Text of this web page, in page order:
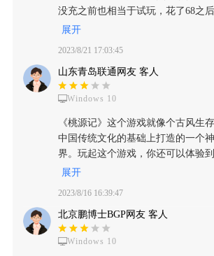
一个游玩难度趋势。 虽然说从氪金
本身确实是非常良心的，毕竟仅仅
直接将这款游戏氪穿，也就没有再
容了，但是如果换一个角度来看，
有所谓的太多联机选项，唯一的可
一些虚拟数据对比，相当于是我们用
鹅厂的末刀来说都是贵了三倍不止
底是属于优点还是缺点，我个人不
以有选择性的去看待这款游戏。 【
戏玩法这个方面总结出一个字就是
们真正能够去调用到的人物就只有4
自身去进行材料的探索，再到自行
的能力往往都是非常大量的，仅仅
有一个只是在小孩阶段的情况下，
家秀的区别，颜色有了质量没了，
莠不齐的，一开始看着的时候很不
了才会习惯并喜欢上。画面看着很
一，玩到后期才能打造一个赏心悦
风总体普通，缺少精致。游戏节奏
让玩家长期玩下去，背景音的古筝
去。玩法上结合了生存类游戏的玩
作基础材料再一步步建筑是屡见不
会抓重点，五分钟不到就走完了也
后期出现的新玩法解说也是精确又
需要的点就是激起玩家的"上进心"
村庄建设好，这款游戏这方面做的
内容比较全面节奏也很好。我玩过
模拟经营游戏是《江南百景图》，比
没充之前也相当于试玩，花了68之
完整的DLC，里面的收费项目全部
良心的 这个游戏也是一款种田类型
的美术设计特别有创意，背景音乐
休闲味烘托出来了，这也是算一个
很明显，玩法上有很多不合理的设
时候就5个人，开始还一切顺利，到
人伤，刚开始玩的时候也没什么药
上都病了，玩着玩着就没人了，只
了，不是这个耐久没了就是那个耐
补一次，有的能补两次，不能补了
村民的房子，不能补了要赶紧盖新
觉这个游戏有点繁琐了 还有就是里
材料都要好几种，太过于复杂了，
展开
2023/8/21 17:03:45
山东青岛联通网友 客人
Windows 10
《桃源记》这个游戏就像个古风生
中国传统文化的基础上打造的一个
界。玩起这个游戏，你还可以体验
的独特魅力呢！先来说说游戏的玩
民，然后逐渐扩大村子规模，让村
虽然有点像以前那种种地的游戏，
入了其他一些玩法，比如探索地形
让游戏更加丰富多样，也增加了可
展开
2023/8/16 16:39:47
北京鹏博士BGP网友 客人
Windows 10